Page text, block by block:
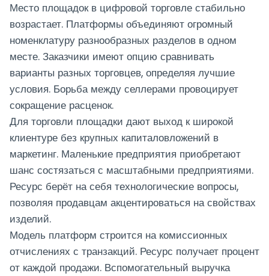
Место площадок в цифровой торговле стабильно
возрастает. Платформы объединяют огромный
номенклатуру разнообразных разделов в одном
месте. Заказчики имеют опцию сравнивать
варианты разных торговцев, определяя лучшие
условия. Борьба между селлерами провоцирует
сокращение расценок.
Для торговли площадки дают выход к широкой
клиентуре без крупных капиталовложений в
маркетинг. Маленькие предприятия приобретают
шанс состязаться с масштабными предприятиями.
Ресурс берёт на себя технологические вопросы,
позволяя продавцам акцентироваться на свойствах
изделий.
Модель платформ строится на комиссионных
отчислениях с транзакций. Ресурс получает процент
от каждой продажи. Вспомогательный выручка